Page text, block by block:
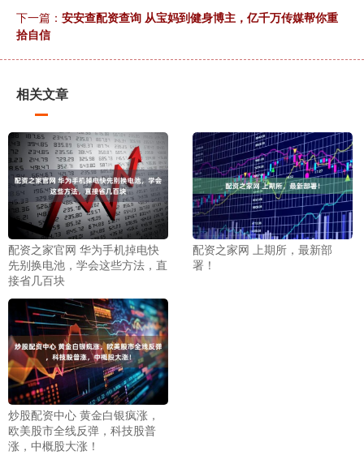
下一篇： 安安查配资查询 从宝妈到健身博主，亿千万传媒帮你重
拾自信
相关文章
配资之家官网 华为手机掉电快
先别换电池，学会这些方法，直
接省几百块
配资之家网 上期所，最新部
署！
炒股配资中心 黄金白银疯涨，
欧美股市全线反弹，科技股普
涨，中概股大涨！